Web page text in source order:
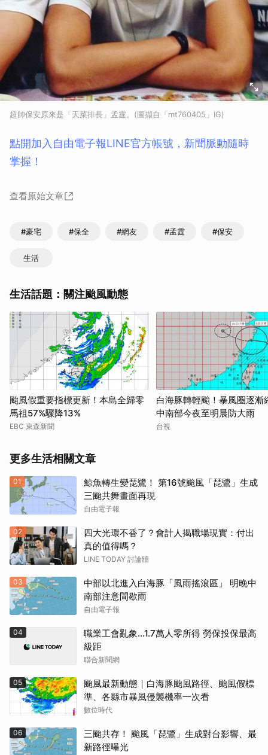
超帥保安原來是「天菜排長」孟霆。(圖擷自「mt760405」IG)
點開加入自由電子報LINE官方帳號，新聞脈動隨時
掌握！
查看原始文章
#豪宅 #保全 #網友 #孟霆 #保安
生活
生活話題：關注颱風動態
颱風假重要指標更新！本島全歸零
馬祖57%驟降13%
EBC 東森新聞
白海豚轉輕颱！暴風圈逐
中南部今夜至明晨防大雨
台視
更多生活相關文章
01
鯨魚轉生變琵鷺！ 第16號颱風「琵鷺」生成
三颱共舞畫面再現
自由電子報
02
四大光環不香了？會計人揭職場現實：付出
真的值得嗎？
LINE TODAY 討論牆
03
中部以北進入白海豚「風雨搖滾區」 明晚中
南部注意間歇雨
自由電子報
04
職業工會亂象…1.7萬人零所得 勞保投保最高
級距
聯合新聞網
05
颱風最新動態｜白海豚颱風路徑、颱風假標
準、各縣市暴風侵襲機率一次看
數位時代
06
三颱共存！ 颱風「琵鷺」生成對台影響、最
新路徑曝光